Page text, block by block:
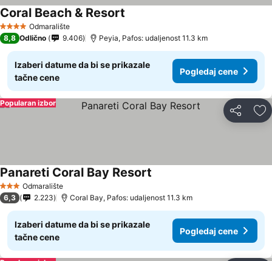
4 ZvezdiceOdmaralište
Coral Beach & Resort
8,8 Odlično 9.406 Peyia, Pafos: udaljenost 11.3 km
Izaberi datume da bi se prikazale
tačne cene
Pogledaj cene
Deli
Popularan izbor
3 ZvezdiceOdmaralište
Panareti Coral Bay Resort
6,3 2.223 Coral Bay, Pafos: udaljenost 11.3 km
Izaberi datume da bi se prikazale
tačne cene
Pogledaj cene